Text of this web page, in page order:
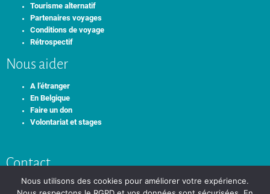
Tourisme alternatif
Partenaires voyages
Conditions de voyage
Rétrospectif
Nous aider
A l’étranger
En Belgique
Faire un don
Volontariat et stages
Contact
+32 0492 61 32 07 info@idamind.org
Nous utilisons des cookies pour améliorer votre expérience.